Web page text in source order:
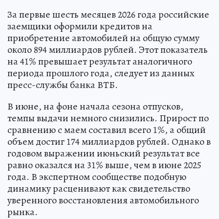
За первые шесть месяцев 2026 года российские
заемщики оформили кредитов на
приобретение автомобилей на общую сумму
около 894 миллиардов рублей. Этот показатель
на 41% превышает результат аналогичного
периода прошлого года, следует из данных
пресс-службы банка ВТБ.
В июне, на фоне начала сезона отпусков,
темпы выдачи немного снизились. Прирост по
сравнению с маем составил всего 1%, а общий
объем достиг 174 миллиардов рублей. Однако в
годовом выражении июньский результат все
равно оказался на 31% выше, чем в июне 2025
года. В экспертном сообществе подобную
динамику расценивают как свидетельство
уверенного восстановления автомобильного
рынка.